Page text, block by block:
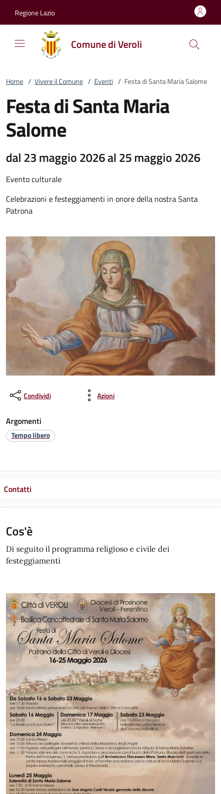
Regione Lazio
Comune di Veroli
Home / Vivere il Comune / Eventi / Festa di Santa Maria Salome
Festa di Santa Maria
Salome
dal 23 maggio 2026 al 25 maggio 2026
Evento culturale
Celebrazioni e festeggiamenti in onore della nostra Santa
Patrona
Condividi Azioni
Argomenti
Tempo libero
Contatti
Cos'è
Di seguito il programma religioso e civile dei
festeggiamenti